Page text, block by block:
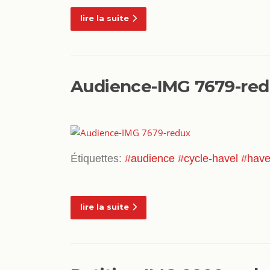
lire la suite
Audience-IMG 7679-
Étiquettes: #audience #cycle-havel
lire la suite